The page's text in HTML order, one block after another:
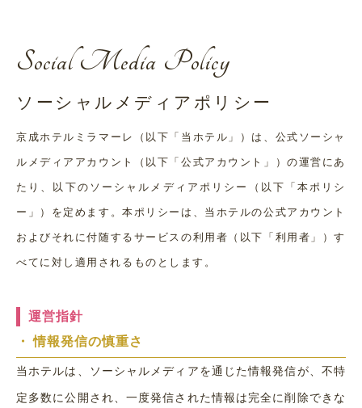
Social Media Policy
ソーシャルメディアポリシー
京成ホテルミラマーレ（以下「当ホテル」）は、公式ソーシャ
ルメディアアカウント（以下「公式アカウント」）の運営にあ
たり、以下のソーシャルメディアポリシー（以下「本ポリシ
ー」）を定めます。本ポリシーは、当ホテルの公式アカウント
およびそれに付随するサービスの利用者（以下「利用者」）す
べてに対し適用されるものとします。
運営指針
・
情報発信の慎重さ
当ホテルは、ソーシャルメディアを通じた情報発信が、不特
定多数に公開され、一度発信された情報は完全に削除できな